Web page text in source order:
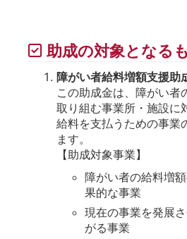
助成の対象となる
障がい者給料増額支援助
この助成金は、障がい者
取り組む事業所・施設に
給料を支払うための事業
ます。
【助成対象事業】
障がい者の給料増
果的な事業
現在の事業を発展
がる事業